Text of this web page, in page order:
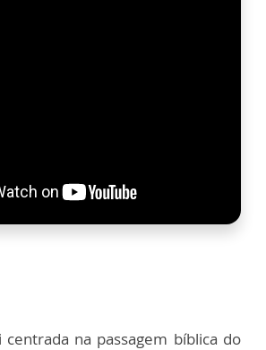
na passagem bíblica do